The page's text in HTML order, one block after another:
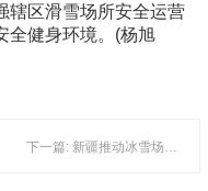
辖区滑雪场所安全运营
全健身环境。(杨旭
下一篇: 新疆推动冰雪场地建设 助力北京冬奥会